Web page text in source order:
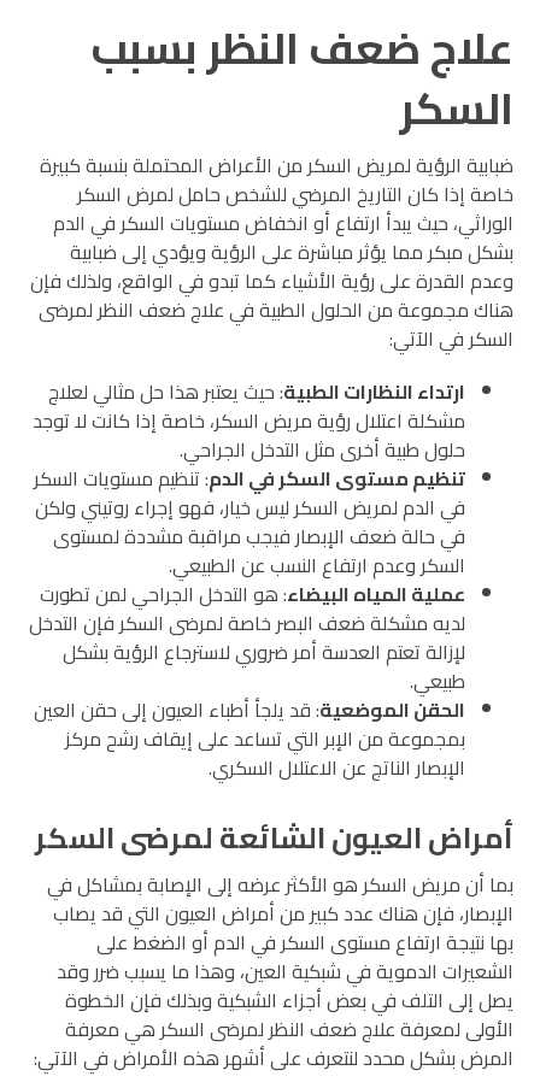
علاج ضعف النظر بسبب
السكر
ضبابية الرؤية لمريض السكر من الأعراض المحتملة بنسبة كبيرة
خاصة إذا كان التاريخ المرضي للشخص حامل لمرض السكر
الوراثي، حيث يبدأ ارتفاع أو انخفاض مستويات السكر في الدم
بشكل مبكر مما يؤثر مباشرة على الرؤية ويؤدي إلى ضبابية
وعدم القدرة على رؤية الأشياء كما تبدو في الواقع، ولذلك فإن
هناك مجموعة من الحلول الطبية في علاج ضعف النظر لمرضى
السكر في الآتي:
ارتداء النظارات الطبية: حيث يعتبر هذا حل مثالي لعلاج
مشكلة اعتلال رؤية مريض السكر، خاصة إذا كانت لا توجد
حلول طبية أخرى مثل التدخل الجراحي.
تنظيم مستوى السكر في الدم: تنظيم مستويات السكر
في الدم لمريض السكر ليس خيار، فهو إجراء روتيني ولكن
في حالة ضعف الإبصار فيجب مراقبة مشددة لمستوى
السكر وعدم ارتفاع النسب عن الطبيعي.
عملية المياه البيضاء: هو التدخل الجراحي لمن تطورت
لديه مشكلة ضعف البصر خاصة لمرضى السكر فإن التدخل
لإزالة تعتم العدسة أمر ضروري لاسترجاع الرؤية بشكل
طبيعي.
الحقن الموضعية: قد يلجأ أطباء العيون إلى حقن العين
بمجموعة من الإبر التي تساعد على إيقاف رشح مركز
الإبصار الناتج عن الاعتلال السكري.
أمراض العيون الشائعة لمرضى السكر
بما أن مريض السكر هو الأكثر عرضه إلى الإصابة بمشاكل في
الإبصار، فإن هناك عدد كبير من أمراض العيون التي قد يصاب
بها نتيجة ارتفاع مستوى السكر في الدم أو الضغط على
الشعيرات الدموية في شبكية العين، وهذا ما يسبب ضرر وقد
يصل إلى التلف في بعض أجزاء الشبكية وبذلك فإن الخطوة
الأولى لمعرفة علاج ضعف النظر لمرضى السكر هي معرفة
المرض بشكل محدد لنتعرف على أشهر هذه الأمراض في الآتي: